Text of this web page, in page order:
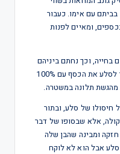
בביתם עם אימו. כעבור
ומאיים לפנות
בחייה, וכך נחתם ביניהם
בינואר 1996 הסכם לפיו הרשטיק יחזיר לסלע את הכסף עם 100%
של סלע, ובתור
אלא שבסופו של דבר
ומבינה שהבן שלה
אבל הוא לא לוקח